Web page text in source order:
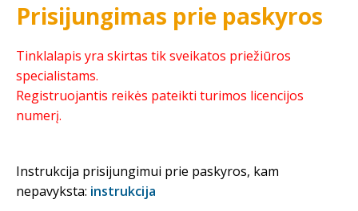
Prisijungimas prie paskyros
Tinklalapis yra skirtas tik sveikatos priežiūros
specialistams.
Registruojantis reikės pateikti turimos licencijos
numerį.
Instrukcija prisijungimui prie paskyros, kam
nepavyksta: instrukcija